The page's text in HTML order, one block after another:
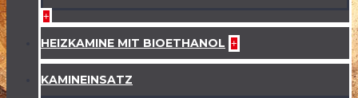
+
HEIZKAMINE MIT BIOETHANOL +
KAMINEINSATZ